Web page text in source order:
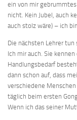
ein von mir
nicht. Kein Jubel, auch
auch stolz wäre) – ich
Die nächsten Lehrer
Ich mir auch. Sie
Handlungsbedarf
dann schon auf, dass
verschiedene
täglich beim ersten
Wenn ich das seiner